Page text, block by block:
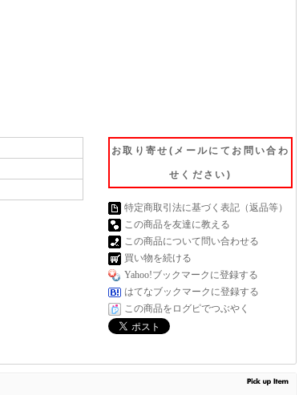
お取り寄せ(メールにてお問い合わ
せください)
特定商取引法に基づく表記（返品等）
この商品を友達に教える
この商品について問い合わせる
買い物を続ける
Yahoo!ブックマークに登録する
はてなブックマークに登録する
この商品をログピでつぶやく